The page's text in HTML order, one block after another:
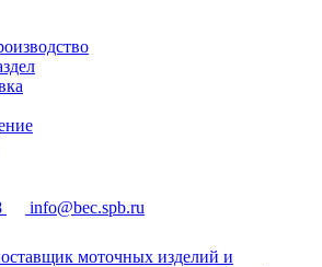
info@bec.spb.ru